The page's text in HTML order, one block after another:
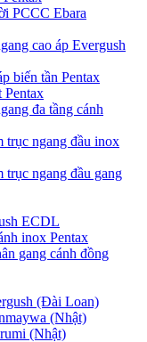
PCCC Ebara
cao áp Evergush
biến tần Pentax
Pentax
đa tầng cánh
trục ngang đầu inox
trục ngang đầu gang
ECDL
inox Pentax
gang cánh đồng
(Đài Loan)
(Nhật)
(Nhật)